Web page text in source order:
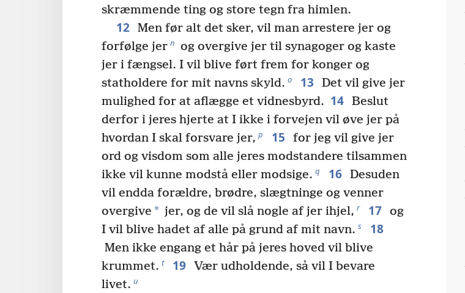
skræmmende ting og store tegn fra himlen.
12 Men før alt det sker, vil man arrestere jer og
forfølge jer n og overgive jer til synagoger og kaste
jer i fængsel. I vil blive ført frem for konger og
statholdere for mit navns skyld. o 13
Det vil give jer
mulighed for at aflægge et vidnesbyrd. 14 Beslut
derfor i jeres hjerte at I ikke i forvejen vil øve jer på
hvordan I skal forsvare jer, p 15
for jeg vil give jer
ord og visdom som alle jeres modstandere tilsammen
ikke vil kunne modstå eller modsige. q 16 Desuden
vil endda forældre, brødre, slægtninge og venner
overgive * jer, og de vil slå nogle af jer ihjel, r 17 og
I vil blive hadet af alle på grund af mit navn. s 18
Men ikke engang et hår på jeres hoved vil blive
krummet. t 19 Vær udholdende, så vil I bevare
livet. u